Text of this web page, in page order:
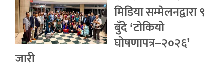
मिडिया सम्मेलनद्वारा ९
बुँदे ‘टोकियो
घोषणापत्र–२०२६’
जारी